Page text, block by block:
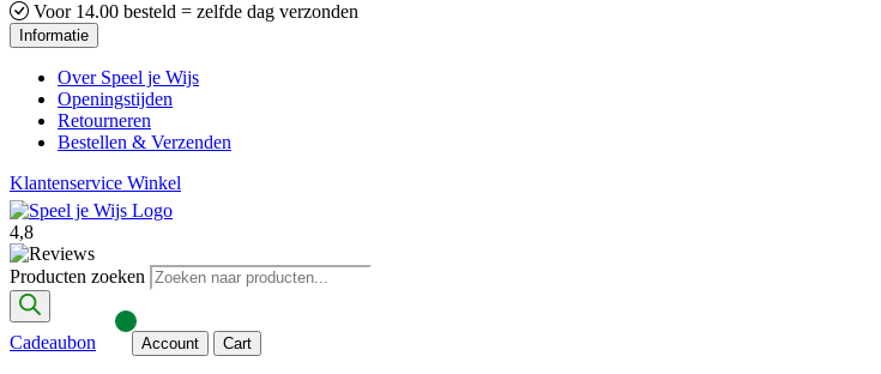
Voor 14.00 besteld = zelfde dag verzonden
Informatie
Over Speel je Wijs
Openingstijden
Retourneren
Bestellen & Verzenden
Klantenservice Winkel
4,8
Producten zoeken
Cadeaubon Account Cart